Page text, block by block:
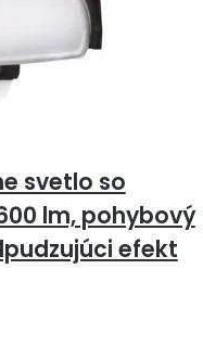
svetlo so
lm, pohybový
efekt